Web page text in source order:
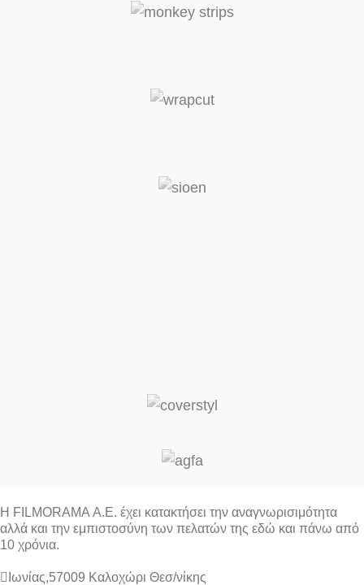
Η FILMORAMA Α.Ε. έχει κατακτήσει την αναγνωρισιμότητα
αλλά και την εμπιστοσύνη των πελατών της εδώ και πάνω από
10 χρόνια.
Ιωνίας,57009 Καλοχώρι Θεσ/νίκης